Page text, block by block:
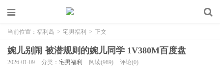
当前位置： 福利岛 > 宅男福利 > 正文
婉儿别闹 被潜规则的婉儿同学 1V380M百度盘
2026-01-09 分类： 宅男福利 阅读(989) 评论(0)